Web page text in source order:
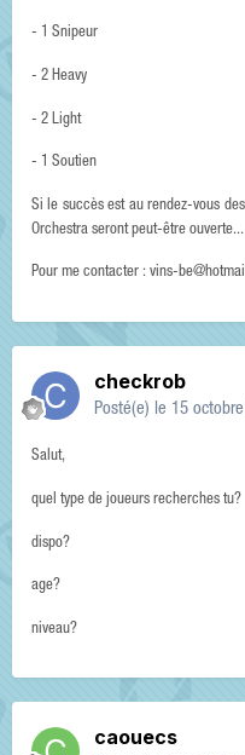
- 1 Snipeur
- 2 Heavy
- 2 Light
- 1 Soutien
Si le succès est au rendez-vous
Orchestra seront peut-être ouverte...
Pour me contacter : vins-
checkrob
Posté(e) le 15
Salut,
quel type de joueurs recherches tu?
dispo?
age?
niveau?
caouecs